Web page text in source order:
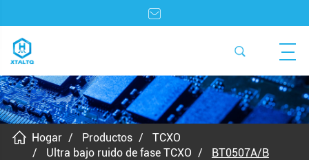
Hogar Productos
TCXO
Ultra bajo ruido de fase TCXO
BT0507A/B